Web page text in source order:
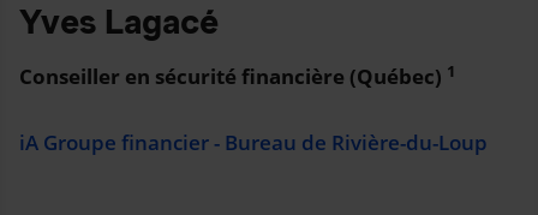
Yves Lagacé
Conseiller en sécurité financière (Québec) 1
iA Groupe financier - Bureau de Rivière-du-Loup